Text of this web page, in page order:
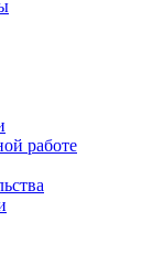
работе